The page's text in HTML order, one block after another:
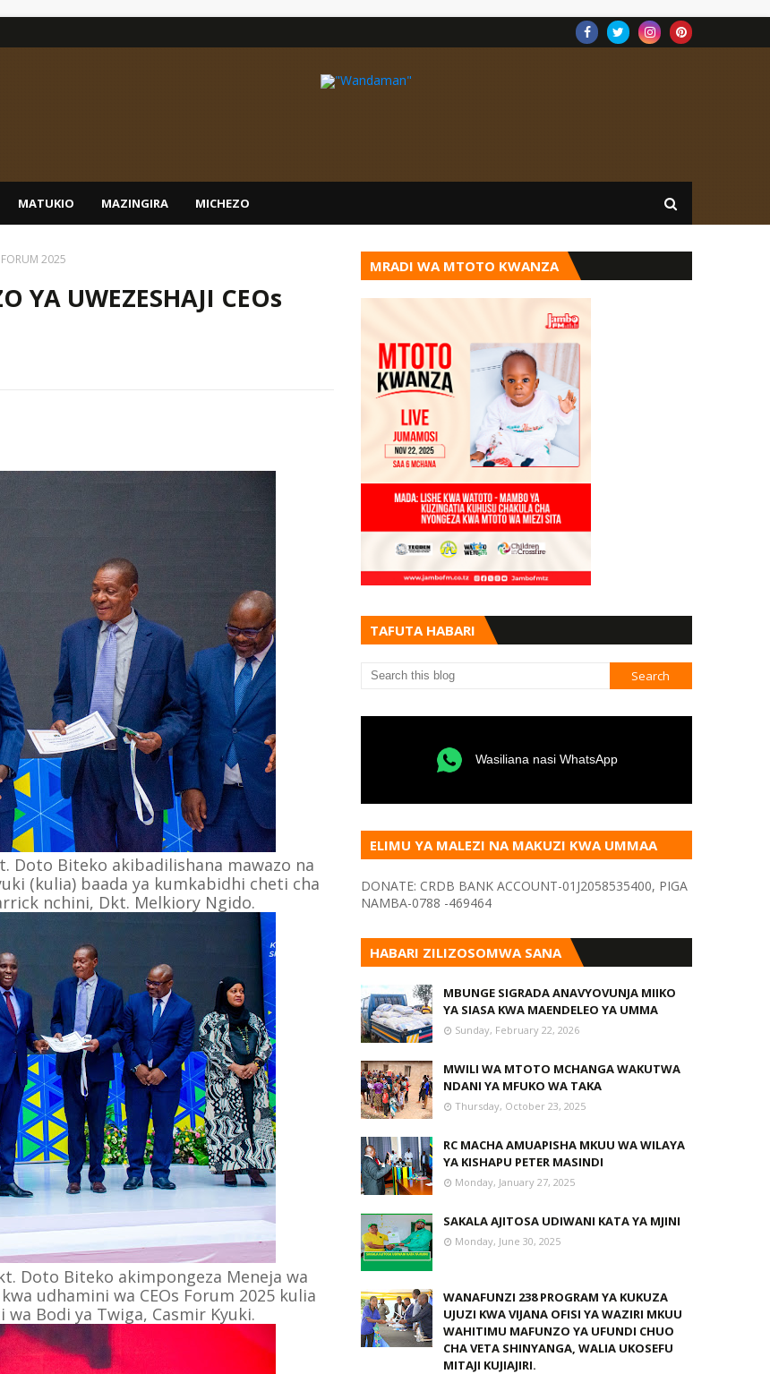
MATUKIO MAZINGIRA MICHEZO
2025
YA UWEZESHAJI CEOs
Doto Biteko akibadilishana mawazo na
(kulia) baada ya kumkabidhi cheti cha
nchini, Dkt. Melkiory Ngido.
Doto Biteko akimpongeza Meneja wa
udhamini wa CEOs Forum 2025 kulia
Bodi ya Twiga, Casmir Kyuki.
MRADI WA MTOTO KWANZA
TAFUTA HABARI
Wasiliana nasi WhatsApp
ELIMU YA MALEZI NA MAKUZI KWA UMMAA
DONATE: CRDB BANK ACCOUNT-01J2058535400, PIGA
NAMBA-0788 -469464
HABARI ZILIZOSOMWA SANA
MBUNGE SIGRADA ANAVYOVUNJA MIIKO
YA SIASA KWA MAENDELEO YA UMMA
Sunday, February 22, 2026
MWILI WA MTOTO MCHANGA WAKUTWA
NDANI YA MFUKO WA TAKA
Thursday, October 23, 2025
RC MACHA AMUAPISHA MKUU WA WILAYA
YA KISHAPU PETER MASINDI
Monday, January 27, 2025
SAKALA AJITOSA UDIWANI KATA YA MJINI
Monday, June 30, 2025
WANAFUNZI 238 PROGRAM YA KUKUZA
UJUZI KWA VIJANA OFISI YA WAZIRI MKUU
WAHITIMU MAFUNZO YA UFUNDI CHUO
CHA VETA SHINYANGA, WALIA UKOSEFU
MITAJI KUJIAJIRI.